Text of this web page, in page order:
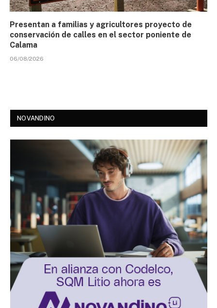
Presentan a familias y agricultores proyecto de
conservación de calles en el sector poniente de
Calama
06/08/2026
NOVANDINO